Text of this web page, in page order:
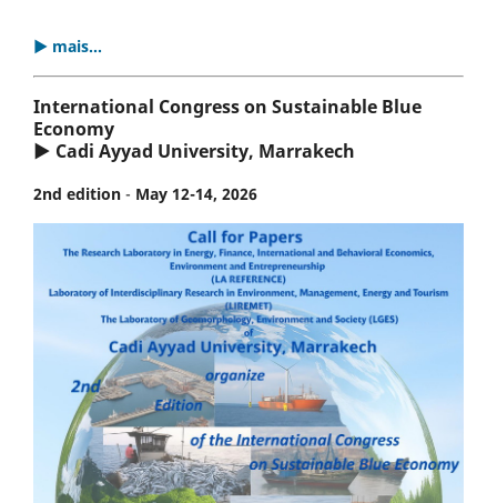
▶ mais...
International Congress on Sustainable Blue
Economy
▶ Cadi Ayyad University, Marrakech
2nd edition - May 12-14, 2026